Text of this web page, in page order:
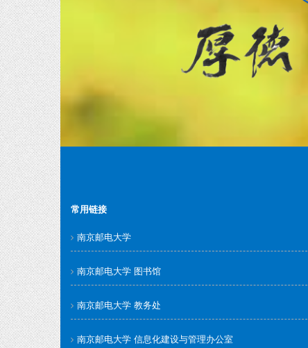
常用链接
南京邮电大学
南京邮电大学 图书馆
南京邮电大学 教务处
南京邮电大学 信息化建设与管理办公室